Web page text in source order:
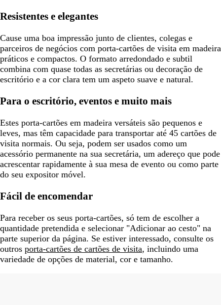
Resistentes e elegantes
Cause uma boa impressão junto de clientes, colegas e
parceiros de negócios com porta-cartões de visita em madeira
práticos e compactos. O formato arredondado e subtil
combina com quase todas as secretárias ou decoração de
escritório e a cor clara tem um aspeto suave e natural.
Para o escritório, eventos e muito mais
Estes porta-cartões em madeira versáteis são pequenos e
leves, mas têm capacidade para transportar até 45 cartões de
visita normais. Ou seja, podem ser usados como um
acessório permanente na sua secretária, um adereço que pode
acrescentar rapidamente à sua mesa de evento ou como parte
do seu expositor móvel.
Fácil de encomendar
Para receber os seus porta-cartões, só tem de escolher a
quantidade pretendida e selecionar "Adicionar ao cesto" na
parte superior da página. Se estiver interessado, consulte os
outros porta-cartões de cartões de visita, incluindo uma
variedade de opções de material, cor e tamanho.